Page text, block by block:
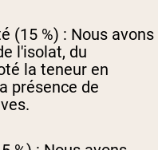
(15 %) : Nous avons
l'isolat, du
la teneur en
présence de